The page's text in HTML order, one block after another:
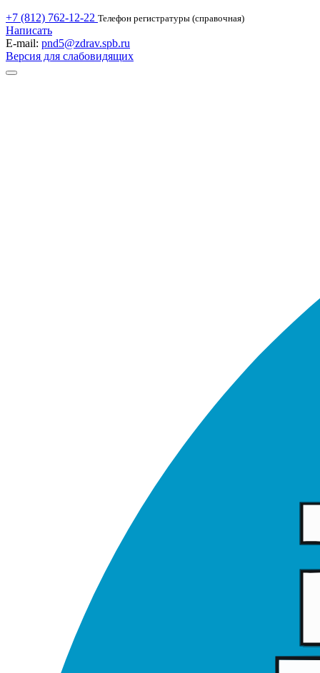
+7 (812) 762-12-22 Телефон регистратуры (справочная)
Написать
E-mail: pnd5@zdrav.spb.ru
Версия для слабовидящих